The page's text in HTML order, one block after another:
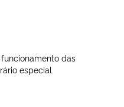
das
especial.